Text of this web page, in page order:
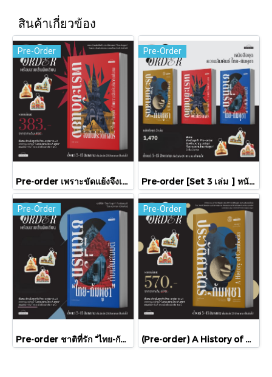
สินค้าเกี่ยวข้อง
Pre-Order
Pre-order เพราะขัดแย้งจึงเป็นประวัติศาสตร์ "ไทย-กัมพูชา" กับความสัมพันธ์หวานปนขม / มติชน
Pre-Order
Pre-order [Set 3 เล่ม ] หนังสือชุดความสัมพันธ์ "ไทย-กัมพูชา" / มติชน
Pre-Order
Pre-order ชาติที่รัก "ไทย-กัมพูชา" กับเส้นสมมติ / พวงทอง ภวัครพันธุ์ / มติชน
Pre-Order
(Pre-order) A History of Cambodia ประวัติศาสตร์กัมพูชา (ฉบับปรับปรุงใหม่) / David Chandler / มติชน